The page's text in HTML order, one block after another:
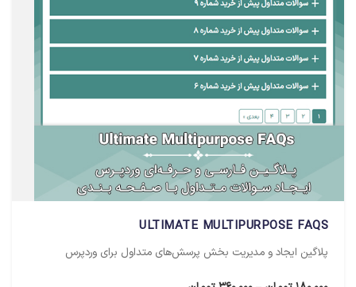
ULTIMATE MULTIPURPOSE FAQS
پلاگین ایجاد و مدیریت بخش پرسش‌های متداول برای وردپرس